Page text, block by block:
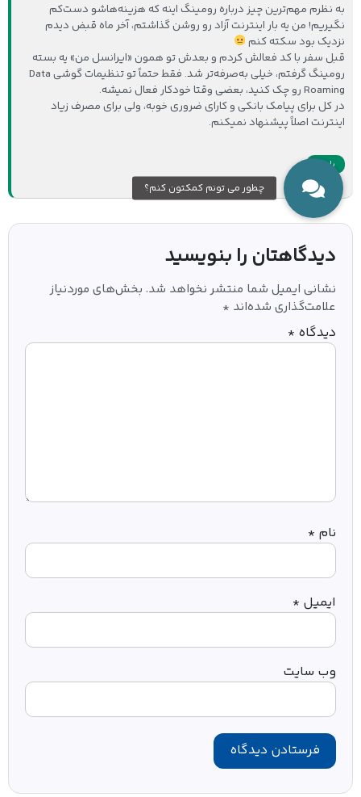
به نظرم مهم‌ترین چیز درباره رومینگ اینه که هزینه‌هاشو دست‌کم
نگیریم! من یه بار اینترنت آزاد رو روشن گذاشتم، آخر ماه قبض دیدم
نزدیک بود سکته کنم
قبل سفر با کد فعالش کردم و بعدش تو همون «ایرانسل من» یه بسته
رومینگ گرفتم، خیلی به‌صرفه‌تر شد. فقط حتماً تو تنظیمات گوشی Data
Roaming رو چک کنید، بعضی وقتا خودکار فعال نمیشه.
در کل برای پیامک بانکی و کارای ضروری خوبه، ولی برای مصرف زیاد
اینترنت اصلاً پیشنهاد نمیکنم.
پاسخ
دیدگاهتان را بنویسید
نشانی ایمیل شما منتشر نخواهد شد. بخش‌های موردنیاز
علامت‌گذاری شده‌اند *
دیدگاه *
نام *
ایمیل *
وب‌ سایت